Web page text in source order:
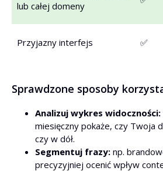
lub całej domeny
Przyjazny interfejs ✅
Sprawdzone sposoby
Analizuj wykres widoczności:
miesięczny pokaże, czy Twoja
czy w dół.
Segmentuj frazy: np.
precyzyjniej ocenić wpływ